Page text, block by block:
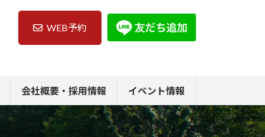
WEB予約
会社概要・採用情報 イベント情報